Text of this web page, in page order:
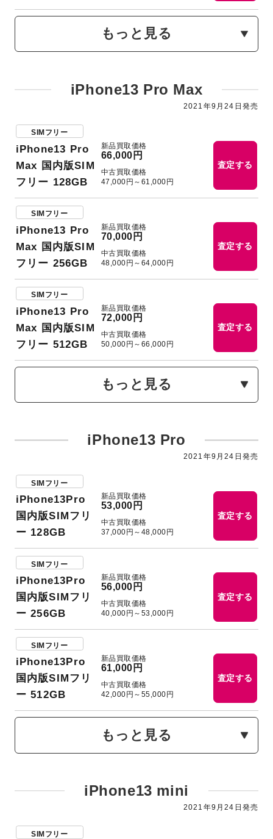
もっと見る
iPhone13 Pro Max
2021年9月24日発売
SIMフリー
iPhone13 Pro
Max 国内版SIM
フリー 128GB
新品買取価格
66,000円
中古買取価格
47,000円～61,000円
査定する
SIMフリー
iPhone13 Pro
Max 国内版SIM
フリー 256GB
新品買取価格
70,000円
中古買取価格
48,000円～64,000円
査定する
SIMフリー
iPhone13 Pro
Max 国内版SIM
フリー 512GB
新品買取価格
72,000円
中古買取価格
50,000円～66,000円
査定する
もっと見る
iPhone13 Pro
2021年9月24日発売
SIMフリー
iPhone13Pro
国内版SIMフリ
ー 128GB
新品買取価格
53,000円
中古買取価格
37,000円～48,000円
査定する
SIMフリー
iPhone13Pro
国内版SIMフリ
ー 256GB
新品買取価格
56,000円
中古買取価格
40,000円～53,000円
査定する
SIMフリー
iPhone13Pro
国内版SIMフリ
ー 512GB
新品買取価格
61,000円
中古買取価格
42,000円～55,000円
査定する
もっと見る
iPhone13 mini
2021年9月24日発売
SIMフリー